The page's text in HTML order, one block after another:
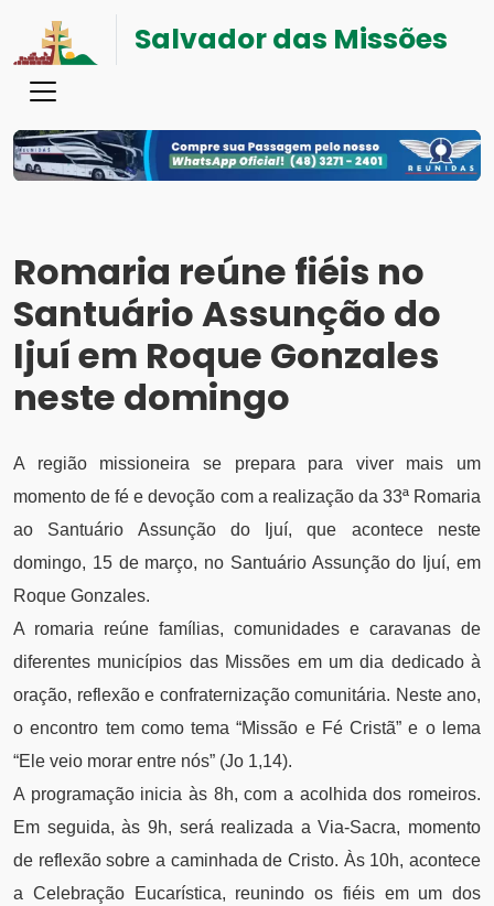
Salvador das Missões
Romaria reúne fiéis no
Santuário Assunção do
Ijuí em Roque Gonzales
neste domingo
A região missioneira se prepara para viver mais um
momento de fé e devoção com a realização da 33ª Romaria
ao Santuário Assunção do Ijuí, que acontece neste
domingo, 15 de março, no Santuário Assunção do Ijuí, em
Roque Gonzales.
A romaria reúne famílias, comunidades e caravanas de
diferentes municípios das Missões em um dia dedicado à
oração, reflexão e confraternização comunitária. Neste ano,
o encontro tem como tema “Missão e Fé Cristã” e o lema
“Ele veio morar entre nós” (Jo 1,14).
A programação inicia às 8h, com a acolhida dos romeiros.
Em seguida, às 9h, será realizada a Via-Sacra, momento
de reflexão sobre a caminhada de Cristo. Às 10h, acontece
a Celebração Eucarística, reunindo os fiéis em um dos